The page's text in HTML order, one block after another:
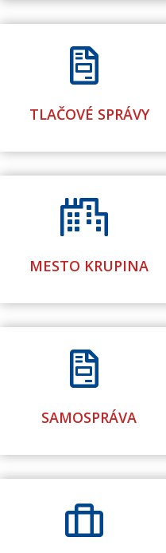
TLAČOVÉ SPRÁVY
MESTO KRUPINA
SAMOSPRÁVA